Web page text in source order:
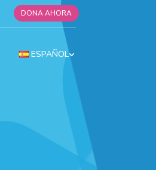
DONA AHORA
ESPAÑOL